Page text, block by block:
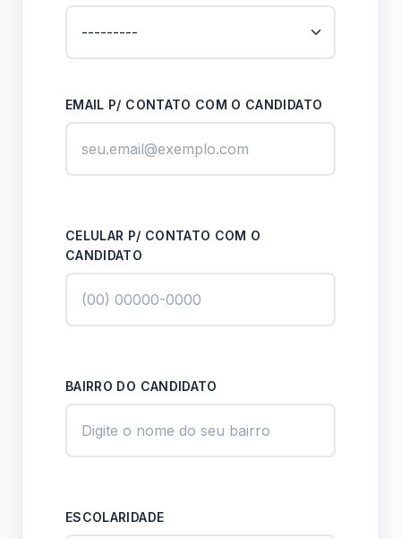
EMAIL P/ CONTATO COM O CANDIDATO
CELULAR P/ CONTATO COM O
CANDIDATO
BAIRRO DO CANDIDATO
ESCOLARIDADE